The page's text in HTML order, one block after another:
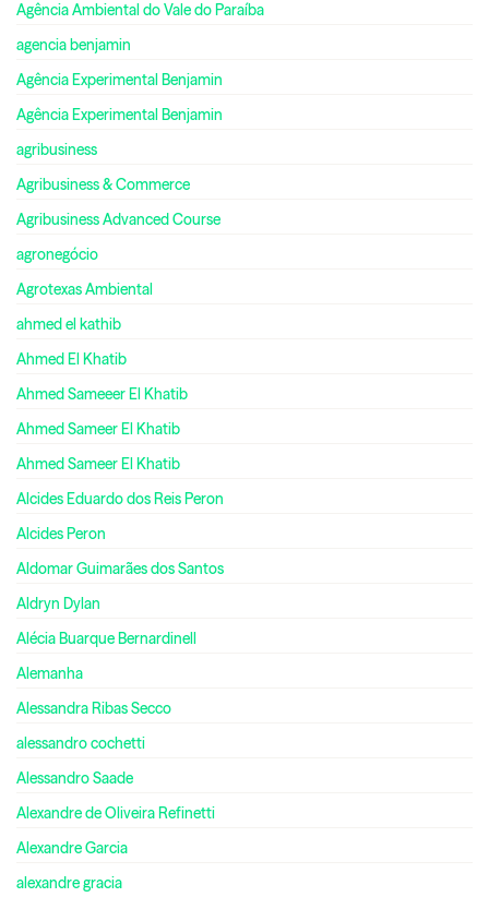
Agência Ambiental do Vale do Paraíba
agencia benjamin
Agência Experimental Benjamin
Agência Experimental Benjamin
agribusiness
Agribusiness & Commerce
Agribusiness Advanced Course
agronegócio
Agrotexas Ambiental
ahmed el kathib
Ahmed El Khatib
Ahmed Sameeer El Khatib
Ahmed Sameer El Khatib
Ahmed Sameer El Khatib
Alcides Eduardo dos Reis Peron
Alcides Peron
Aldomar Guimarães dos Santos
Aldryn Dylan
Alécia Buarque Bernardinell
Alemanha
Alessandra Ribas Secco
alessandro cochetti
Alessandro Saade
Alexandre de Oliveira Refinetti
Alexandre Garcia
alexandre gracia